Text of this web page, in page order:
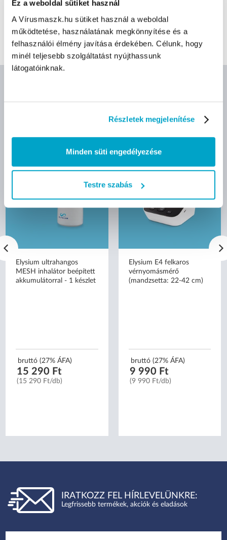
Ez a weboldal sütiket használ
A Vírusmaszk.hu sütiket használ a weboldal
működtetése, használatának megkönnyítése és a
felhasználói élmény javítása érdekében. Célunk, hogy
minél teljesebb szolgáltatást nyújthassunk
látogatóinknak.
Részletek megjelenítése
Minden süti engedélyezése
Testre szabás
Púdermentes kesztyű Lila
Elysium ultrahangos
MESH inhalátor beépített
akkumulátorral - 1 készlet
bruttó (27% ÁFA)
15 290 Ft
(15 290 Ft/db)
Elysium E4 felkaros
vérnyomásmérő
(mandzsetta: 22-42 cm)
bruttó (27% ÁFA)
9 990 Ft
(9 990 Ft/db)
IRATKOZZ FEL HÍRLEVELÜNKRE:
Legfrissebb termékek, akciók és eladások